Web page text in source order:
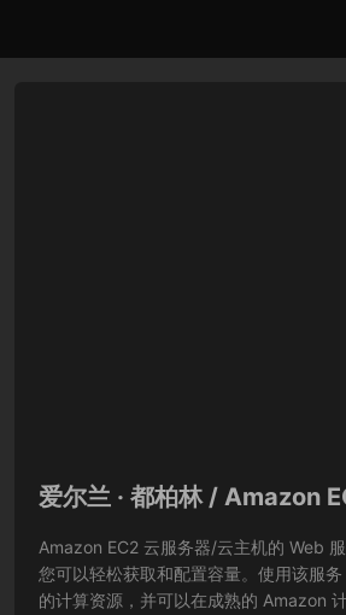
爱尔兰 · 都柏林 / Amazon
Amazon EC2 云服务器/云主机的 Web
您可以轻松获取和配置容量。使用该服
的计算资源，并可以在成熟的 Amazon